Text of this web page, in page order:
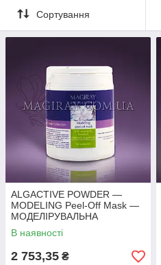
Сортування
ALGACTIVE POWDER —
MODELING Peel-Off Mask —
МОДЕЛІРУВАЛЬНА
Альгінатна маска (350г)
В наявності
2 753,35 ₴